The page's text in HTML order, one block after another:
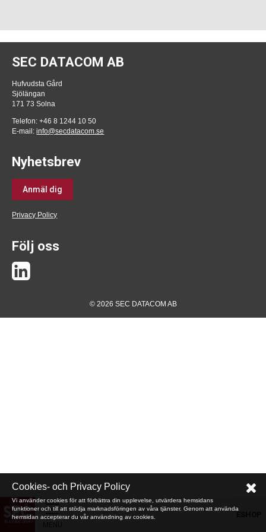
SEC DATACOM AB
Hufvudsta Gård
Sjölängan
171 73 Solna
Telefon: +46 8 1244 10 50
E-mail:info@secdatacom.se
Nyhetsbrev
Anmäl dig
Privacy Policy
Följ oss
© 2026 SEC DATACOM AB
Cookies- och Privacy Policy
Vi använder cookies för att förbättra din upplevelse, utvärdera hemsidans
funktioner och till att stödja marknadsföringen av våra tjänster. Genom att använda
hemsidan accepterar du vår användning av cookies.